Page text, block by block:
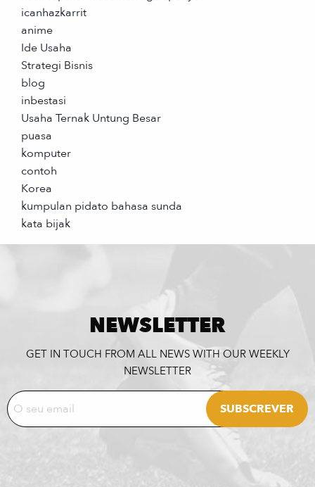
icanhazkarrit
anime
Ide Usaha
Strategi Bisnis
blog
inbestasi
Usaha Ternak Untung Besar
puasa
komputer
contoh
Korea
kumpulan pidato bahasa sunda
kata bijak
NEWSLETTER
GET IN TOUCH FROM ALL NEWS WITH OUR WEEKLY
NEWSLETTER